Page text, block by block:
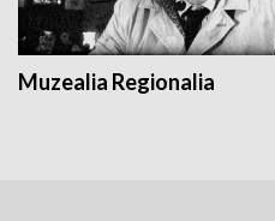
Muzealia Regionalia